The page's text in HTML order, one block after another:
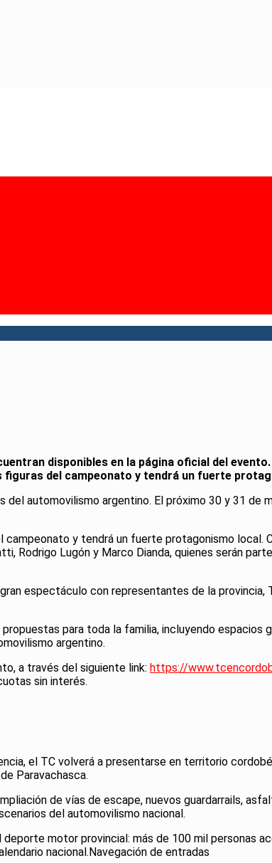
disponibles en la página oficial del evento.
figuras del campeonato y tendrá un fuerte
automovilismo argentino. El próximo 30 y 31 de
y tendrá un fuerte protagonismo
Rodrigo Lugón y Marco Dianda, quienes serán
espectáculo con representantes de la provincia,
para toda la familia, incluyendo espacios
argentino.
a través del siguiente link: https://
sin interés.
el TC volverá a presentarse en territorio
Paravachasca.
de vías de escape, nuevos guardarrails,
del automovilismo nacional.
motor provincial: más de 100 mil personas
nacional.Navegación de entradas